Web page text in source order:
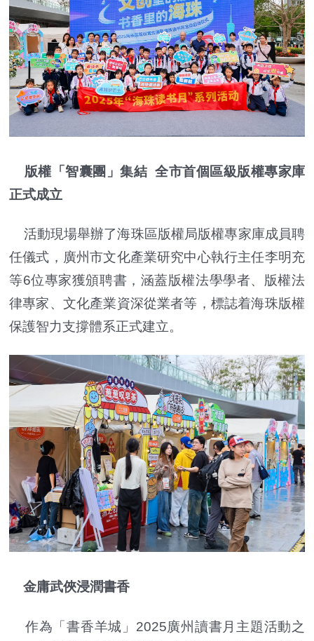
版權「智囊團」集結 全市首個區級版權專家庫
正式成立
活動現場舉辦了海珠區版權局版權專家庫成員聘
任儀式，廣州市文化產業研究中心執行主任李明充
等6位專家獲頒聘書，涵蓋版權法學學者、版權法
律專家、文化產業資深從業者等，標誌着海珠版權
保護智力支撐體系正式建立。
金庸武俠浸潤書香
作為「書香羊城」2025廣州讀書月主題活動之